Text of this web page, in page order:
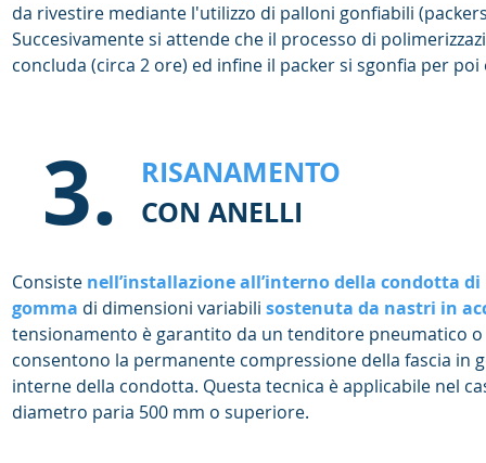
da rivestire mediante l'utilizzo di palloni gonfiabili
Succesivamente si attende che il processo di
concluda (circa 2 ore) ed infine il packer si sgonfia per
3.
RISANAMENTO
CON ANELLI
Consiste nell’installazione all’interno della condotta
gomma di dimensioni variabili sostenuta da nastri in
tensionamento è garantito da un tenditore pneumatico
consentono la permanente compressione della fascia in
interne della condotta. Questa tecnica è applicabile nel
diametro paria 500 mm o superiore.